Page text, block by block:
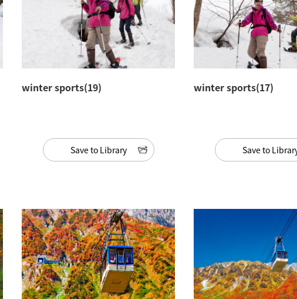
winter sports(19)
Save to Library
winter sports(17)
Save to